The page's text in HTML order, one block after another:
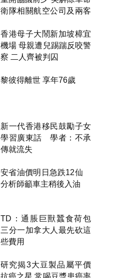
衛隊相關航空公司及兩客
香港母子大鬧新加坡樟宜
機場 母親遭兒踢踹反咬警
察 二人齊被判囚
黎彼得離世 享年76歲
新一代香港移民鼓勵子女
學習廣東話 學者：不承
傳就流失
安省油價明日急跌12仙
分析師籲車主稍後入油
TD：通脹巨獸蠶食荷包
三分一加拿大人最先砍這
些費用
研究揭3大豆製品屬平價
抗癌之星 常喝豆漿患癌率